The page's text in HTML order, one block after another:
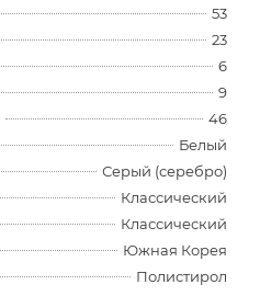
53
23
6
9
46
Белый
Серый (серебро)
Классический
Классический
Южная Корея
Полистирол